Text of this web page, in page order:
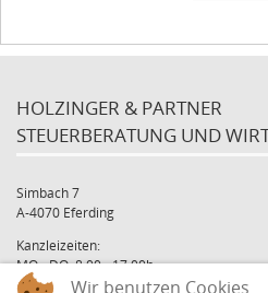
HOLZINGER & PARTNER
STEUERBERATUNG UND
Simbach 7
A-4070 Eferding
Kanzleizeiten:
MO - DO: 8:00 - 17:00h
FR: 8:00 - 12:00hWir benutzen Cookies